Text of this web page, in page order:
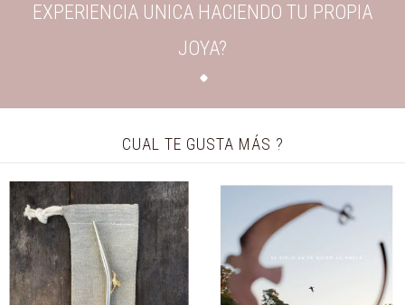
EXPERIENCIA UNICA HACIENDO TU PROPIA
JOYA?
CUAL TE GUSTA MÁS ?